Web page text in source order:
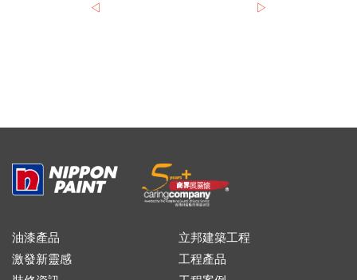
◁ ▷
油漆產品
激發新靈感
立邦建築工程
工程產品